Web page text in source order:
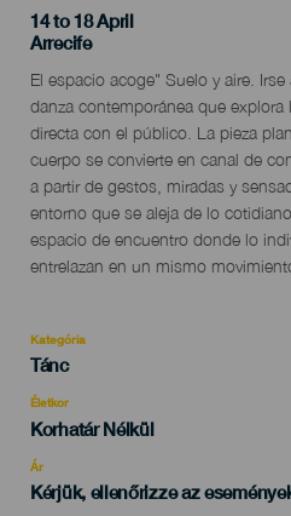
14 to 18 April
Localidad
Arrecife
Descripción
del
evento
El espacio acoge" Suelo y aire.
danza contemporánea que explora
directa con el público. La pieza
cuerpo se convierte en canal de
a partir de gestos, miradas y
entorno que se aleja de lo
espacio de encuentro donde lo
entrelazan en un mismo
Kategória
Categoría
evento
Tánc
Életkor
Edad
Korhatár Nélkül
Ár
Kérjük, ellenőrizze az